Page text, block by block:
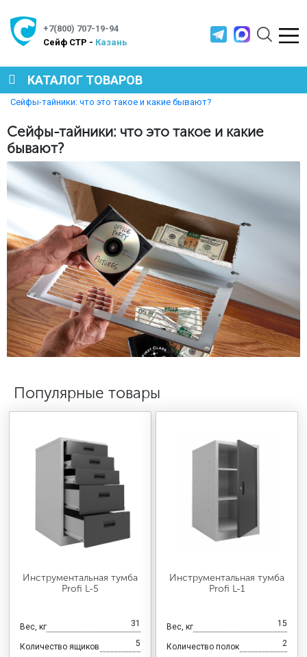
+7(800) 707-19-94
Cейф СТР - Казань
КАТАЛОГ ТОВАРОВ
МЕТАЛЛИЧЕСКАЯ МЕБЕЛЬ
МЕТАЛЛИЧЕСКИЕ СТЕЛЛАЖИ
ПРОИЗВОДСТВЕННАЯ МЕБЕЛЬ
МЕДИЦИНСКАЯ МЕБЕЛЬ
СИСТЕМЫ ХРАНЕНИЯ
ОФИСНАЯ МЕБЕЛЬ
МЕБЕЛЬ ДЛЯ ДОМА
МЕБЕЛЬ ДЛЯ СТОЛОВЫХ
Главная
Полезная информация
Сейфы-тайники: что это такое и какие бывают?
Сейфы-тайники: что это такое и какие
бывают?
Популярные товары
Инструментальная тумба
Profi L-5
Вес, кг 31
Количество ящиков 5
Инструментальная тумба
Profi L-1
Вес, кг 15
Количество полок 2